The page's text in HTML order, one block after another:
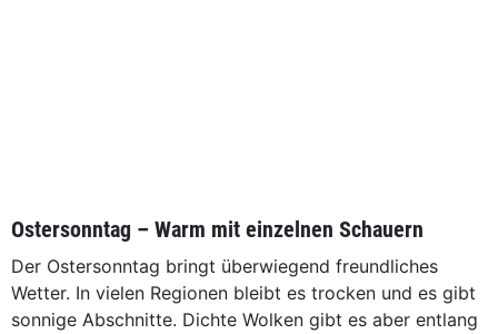
Ostersonntag – Warm mit einzelnen Schauern
Der Ostersonntag bringt überwiegend freundliches
Wetter. In vielen Regionen bleibt es trocken und es gibt
sonnige Abschnitte. Dichte Wolken gibt es aber entlang